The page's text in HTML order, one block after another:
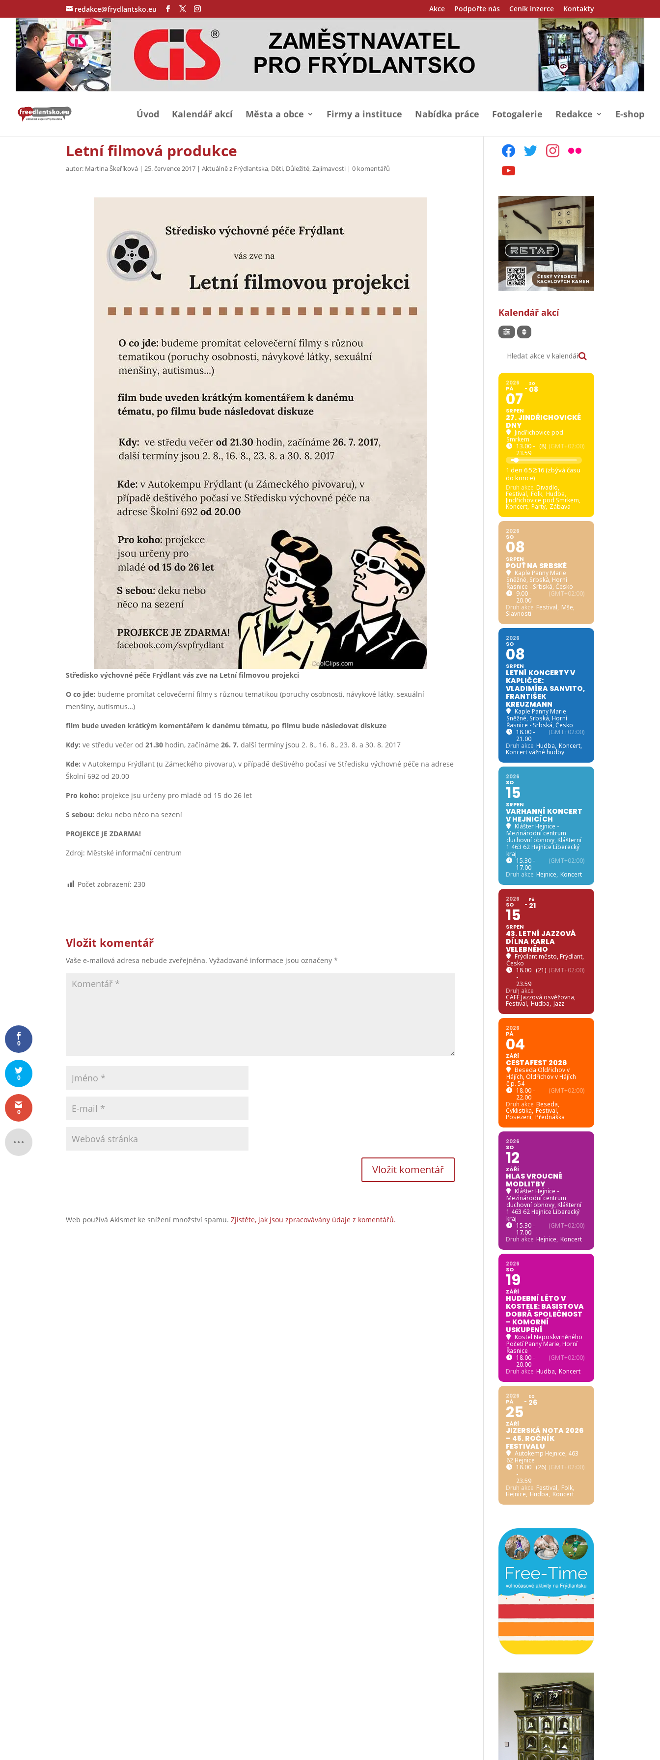
redakce@frydlantsko.eu Akce Podpořte nás Ceník inzerce Kontakty
Úvod Kalendář akcí Města a obce Firmy a instituce Nabídka práce Fotogalerie Redakce E-shop
Letní filmová produkce
autor: Martina Škeříková |25. července 2017 |Aktuálně z Frýdlantska, Děti, Důležité,Zajímavosti |0 komentářů
Středisko výchovné péče Frýdlant vás zve na Letní filmovou projekci
O co jde: budeme promítat celovečerní filmy s různou tematikou (poruchy osobnosti, návykové látky, sexuální
menšiny, autismus…)
film bude uveden krátkým komentářem k danému tématu, po filmu bude následovat diskuze
Kdy: ve středu večer od21.30 hodin, začínáme26. 7. další termíny jsou 2. 8., 16. 8., 23. 8. a 30. 8. 2017
Kde: v Autokempu Frýdlant (u Zámeckého pivovaru), v případě deštivého počasí ve Středisku výchovné péče na adrese
Školní 692 od 20.00
Pro koho: projekce jsu určeny pro mladé od 15 do 26 let
S sebou: deku nebo něco na sezení
PROJEKCE JE ZDARMA!
Zdroj: Městské informační centrum
Počet zobrazení: 230
Vložit komentář
Vaše e-mailová adresa nebude zveřejněna. Vyžadované informace jsou označeny*
Web používá Akismet ke snížení množství spamu.Zjistěte, jak jsou zpracovávány údaje z komentářů.
facebooktwitter instagram
flickr
youtube
Kalendář akcí
2026
PÁ
07
SRPEN
SO
08
27. JINDŘICHOVICKÉ
DNY
Jindřichovice pod
Smrkem
13.00 -
23.59
(8) (GMT+02:00)
1 den 6:52:15 (zbývá času
do konce)
Druh akce Divadlo,
Festival, Folk, Hudba,
Jindřichovice pod Smrkem,
Koncert, Party, Zábava
2026
SO
08
SRPEN
POUŤ NA SRBSKÉ
Kaple Panny Marie
Sněžné, Srbská, Horní
Řasnice - Srbská, Česko
9.00 -
20.00
(GMT+02:00)
Druh akce Festival, Mše,
Slavnosti
2026
SO
08
SRPEN
LETNÍ KONCERTY V
KAPLIČCE:
VLADIMÍRA SANVITO,
FRANTIŠEK
KREUZMANN
Kaple Panny Marie
Sněžné, Srbská, Horní
Řasnice - Srbská, Česko
18.00 -
21.00
(GMT+02:00)
Druh akce Hudba, Koncert,
Koncert vážné hudby
2026
SO
15
SRPEN
VARHANNÍ KONCERT
V HEJNICÍCH
Klášter Hejnice -
Mezinárodní centrum
duchovní obnovy, Klášterní
1 463 62 Hejnice Liberecký
kraj
15.30 -
17.00
(GMT+02:00)
Druh akce Hejnice, Koncert
2026
SO
15
SRPEN
PÁ
21
43. LETNÍ JAZZOVÁ
DÍLNA KARLA
VELEBNÉHO
Frýdlant město, Frýdlant,
Česko
18.00
-
23.59
(21) (GMT+02:00)
Druh akce
CAFÉ Jazzová osvěžovna,
Festival, Hudba, Jazz
2026
PÁ
04
ZÁŘÍ
CESTAFEST 2026
Beseda Oldřichov v
Hájích, Oldřichov v Hájích
č.p. 54
18.00 -
22.00
(GMT+02:00)
Druh akce Beseda,
Cyklistika, Festival,
Posezení, Přednáška
2026
SO
12
ZÁŘÍ
HLAS VROUCNÉ
MODLITBY
Klášter Hejnice -
Mezinárodní centrum
duchovní obnovy, Klášterní
1 463 62 Hejnice Liberecký
kraj
15.30 -
17.00
(GMT+02:00)
Druh akce Hejnice, Koncert
2026
SO
19
ZÁŘÍ
HUDEBNÍ LÉTO V
KOSTELE: BASISTOVA
DOBRÁ SPOLEČNOST
– KOMORNÍ
USKUPENÍ
Kostel Neposkvrněného
Početí Panny Marie, Horní
Řasnice
18.00 -
20.00
(GMT+02:00)
Druh akce Hudba, Koncert
2026
PÁ
25
ZÁŘÍ
SO
26
JIZERSKÁ NOTA 2026
– 45. ROČNÍK
FESTIVALU
Autokemp Hejnice, 463
62 Hejnice
18.00
-
23.59
(26) (GMT+02:00)
Druh akce Festival, Folk,
Hejnice, Hudba, Koncert
0
0
0